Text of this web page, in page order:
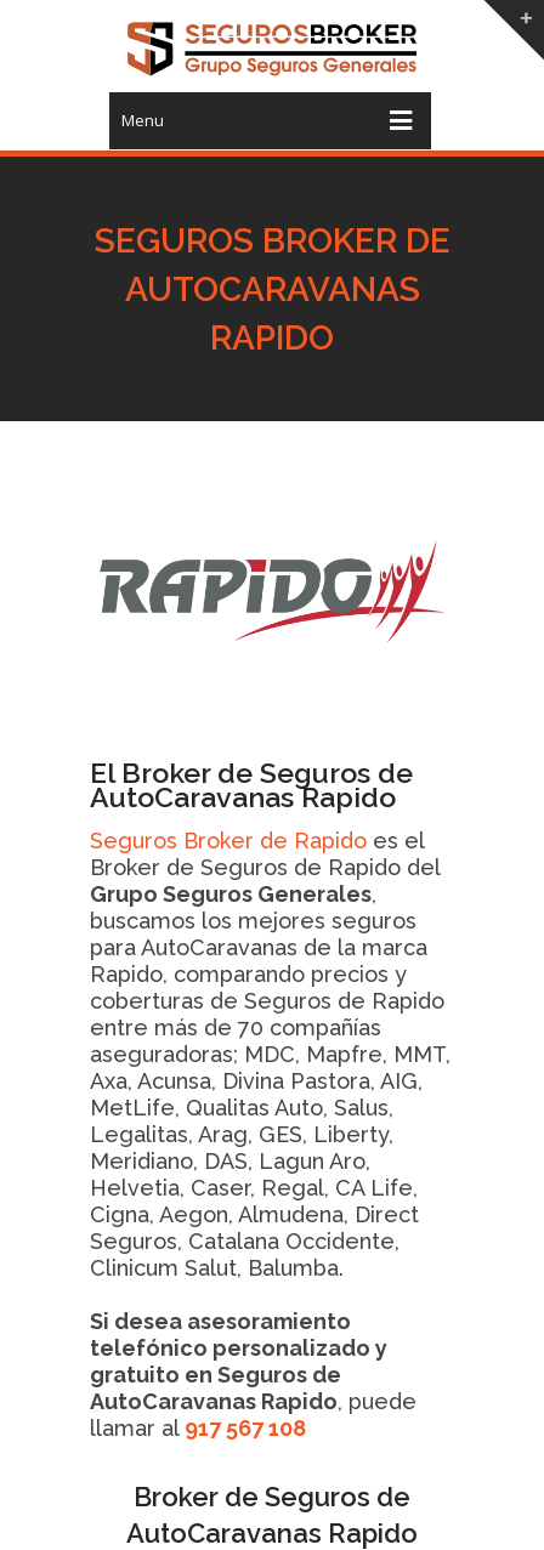
Menu
SEGUROS BROKER DE
AUTOCARAVANAS
RAPIDO
El Broker de Seguros de
AutoCaravanas Rapido
Seguros Broker de Rapido es el
Broker de Seguros de Rapido del
Grupo Seguros Generales,
buscamos los mejores seguros
para AutoCaravanas de la marca
Rapido, comparando precios y
coberturas de Seguros de Rapido
entre más de 70 compañías
aseguradoras; MDC, Mapfre, MMT,
Axa, Acunsa, Divina Pastora, AIG,
MetLife, Qualitas Auto, Salus,
Legalitas, Arag, GES, Liberty,
Meridiano, DAS, Lagun Aro,
Helvetia, Caser, Regal, CA Life,
Cigna, Aegon, Almudena, Direct
Seguros, Catalana Occidente,
Clinicum Salut, Balumba.
Si desea asesoramiento
telefónico personalizado y
gratuito en Seguros de
AutoCaravanas Rapido, puede
llamar al 917 567 108
Broker de Seguros de
AutoCaravanas Rapido